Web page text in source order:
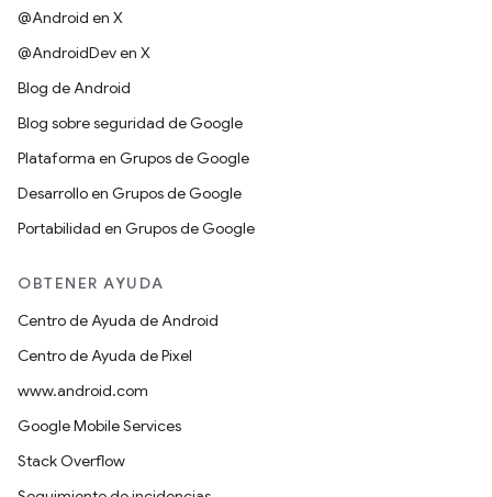
@Android en X
@AndroidDev en X
Blog de Android
Blog sobre seguridad de Google
Plataforma en Grupos de Google
Desarrollo en Grupos de Google
Portabilidad en Grupos de Google
OBTENER AYUDA
Centro de Ayuda de Android
Centro de Ayuda de Pixel
www.android.com
Google Mobile Services
Stack Overflow